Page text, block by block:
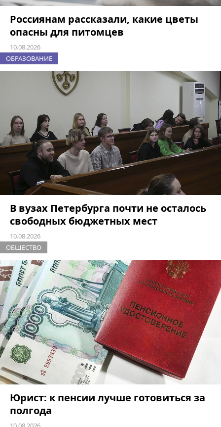
Россиянам рассказали, какие цветы
опасны для питомцев
10.08.2026
ОБРАЗОВАНИЕ
В вузах Петербурга почти не осталось
свободных бюджетных мест
10.08.2026
ОБЩЕСТВО
Юрист: к пенсии лучше готовиться за
полгода